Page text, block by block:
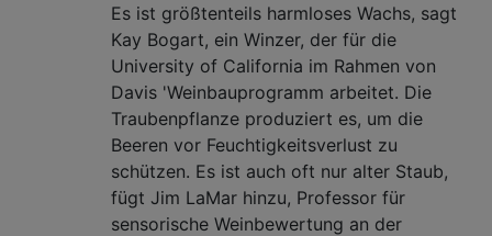
Es ist größtenteils harmloses Wachs, sagt
Kay Bogart, ein Winzer, der für die
University of California im Rahmen von
Davis 'Weinbauprogramm arbeitet. Die
Traubenpflanze produziert es, um die
Beeren vor Feuchtigkeitsverlust zu
schützen. Es ist auch oft nur alter Staub,
fügt Jim LaMar hinzu, Professor für
sensorische Weinbewertung an der